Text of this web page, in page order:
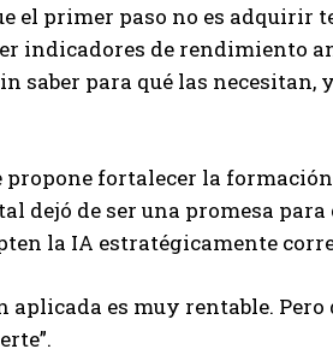
el primer paso no es adquirir
indicadores de rendimiento
para qué las necesitan,
propone fortalecer la
dejó de ser una promesa
la IA estratégicamente
aplicada es muy rentable.